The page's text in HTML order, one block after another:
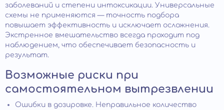
заболеваний и степени интоксикации. Универсальные
схемы не применяются — точность подбора
повышает эффективность и исключает осложнения.
Экстренное вмешательство всегда проходит под
наблюдением, что обеспечивает безопасность и
результат.
Возможные риски при
самостоятельном вытрезвлении
Ошибки в дозировке. Неправильное количество